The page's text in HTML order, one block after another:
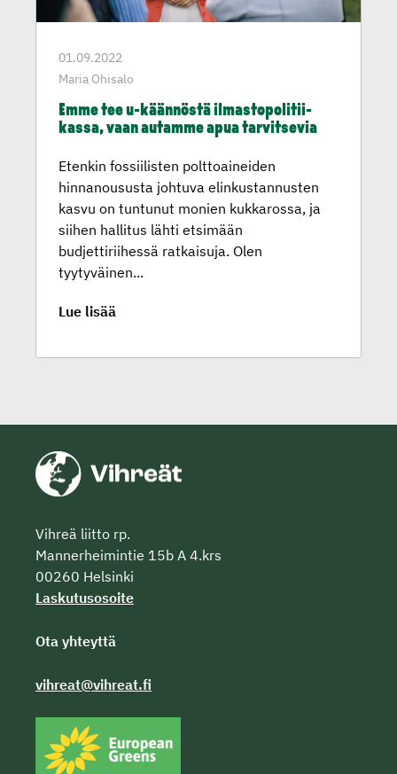
01.09.2022
Maria Ohisalo
Emme tee u-käännöstä ilmasto­po­li­tii­
kassa, vaan autamme apua tarvitsevia
Etenkin fossiilisten polttoaineiden
hinnanoususta johtuva elinkustannusten
kasvu on tuntunut monien kukkarossa, ja
siihen hallitus lähti etsimään
budjettiriihessä ratkaisuja. Olen
tyytyväinen...
Lue lisää
Vihreä liitto rp.
Mannerheimintie 15b A 4.krs
00260 Helsinki
Laskutusosoite
Ota yhteyttä
vihreat@vihreat.fi